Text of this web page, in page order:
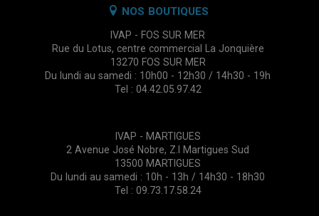
NOS BOUTIQUES
IVAP - FOS SUR MER
Rue du Lotus, centre commercial La Jonquière
13270 FOS SUR MER
Du lundi au samedi : 10h00 - 12h30 / 14h30 - 19h
Tel : 04.42.05.97.42
IVAP - MARTIGUES
2 Avenue José Nobre, Z.I Martigues Sud
13500 MARTIGUES
Du lundi au samedi : 10h - 13h / 14h30 - 18h30
Tel : 09.73.17.58.24